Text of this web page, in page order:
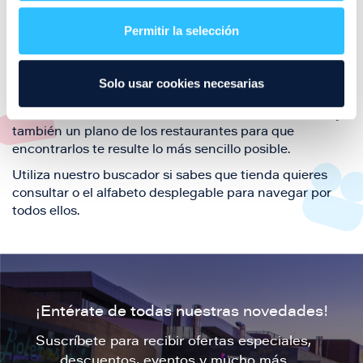
Permitir la selección
Solo usar cookies necesarias
también de nuestra oferta de ocio y shopping durante
tu visita.
El este directorio de restaurantes de Puerto Venecia
también un plano de los restaurantes para que
encontrarlos te resulte lo más sencillo posible.
Utiliza nuestro buscador si sabes que tienda quieres
consultar o el alfabeto desplegable para navegar por
todos ellos.
¡Entérate de todas nuestras novedades!
Suscríbete para recibir ofertas especiales,